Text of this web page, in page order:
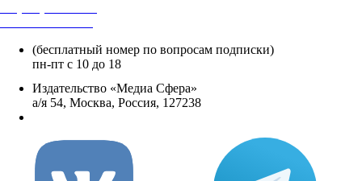
(бесплатный номер по вопросам подписки)
пн-пт с 10 до 18
Издательство «Медиа Сфера»
а/я 54, Москва, Россия, 127238